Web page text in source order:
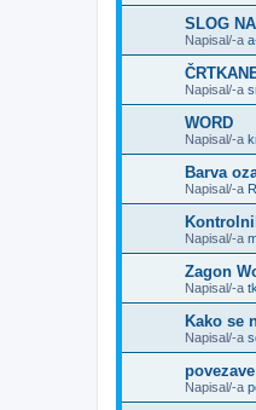
SLOG
Napisal/-a
Napisal/-a
WORD
Napisal/-a
Barva
Napisal/-a
Napisal/-a
Zagon
Napisal/-a
Kako se
Napisal/-a
Napisal/-a